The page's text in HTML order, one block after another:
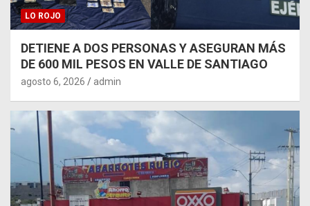
LO ROJO
DETIENE A DOS PERSONAS Y ASEGURAN MÁS
DE 600 MIL PESOS EN VALLE DE SANTIAGO
agosto 6, 2026 admin